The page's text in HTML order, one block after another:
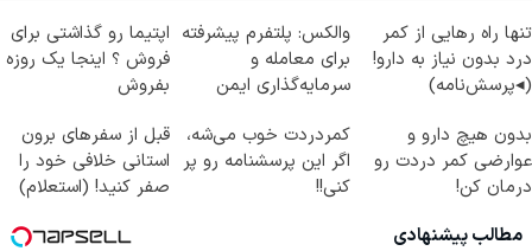
تنها راه رهایی از کمر
درد بدون نیاز به دارو!
(◂پرسش‌نامه)
والکس: پلتفرم پیشرفته
برای معامله و
سرمایه‌گذاری ایمن
اپتیما رو گذاشتی برای
فروش ؟ اینجا یک روزه
بفروش
بدون هیچ دارو و
عوارضی کمر دردت رو
درمان کن!
کمردردت خوب می‌شه،
اگر این پرسشنامه رو پر
کنی!!
قبل از سفرهای برون
استانی خلافی خود را
صفر کنید! (استعلام)
مطالب پیشنهادی